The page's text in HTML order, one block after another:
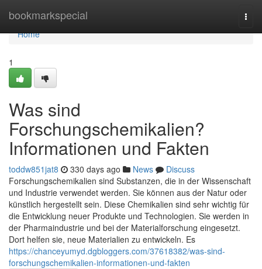
bookmarkspecial
Home
Home
1
Was sind
Forschungschemikalien?
Informationen und Fakten
toddw851jat8 330 days ago News
Discuss
Forschungschemikalien sind Substanzen, die in der Wissenschaft
und Industrie verwendet werden. Sie können aus der Natur oder
künstlich hergestellt sein. Diese Chemikalien sind sehr wichtig für
die Entwicklung neuer Produkte und Technologien. Sie werden in
der Pharmaindustrie und bei der Materialforschung eingesetzt.
Dort helfen sie, neue Materialien zu entwickeln. Es
https://chanceyumyd.dgbloggers.com/37618382/was-sind-
forschungschemikalien-informationen-und-fakten